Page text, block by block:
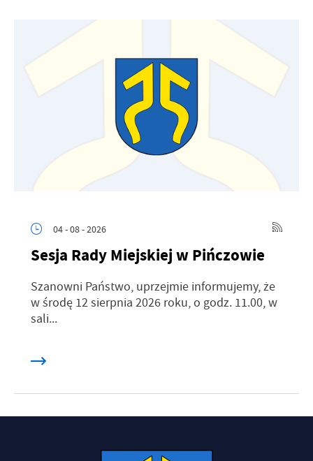
04 - 08 - 2026
Sesja Rady Miejskiej w Pińczowie
Szanowni Państwo, uprzejmie informujemy, że
w środę 12 sierpnia 2026 roku, o godz. 11.00, w
sali...